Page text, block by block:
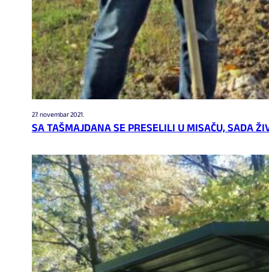
27. novembar 2021.
SA TAŠMAJDANA SE PRESELILI U MISAČU, SADA